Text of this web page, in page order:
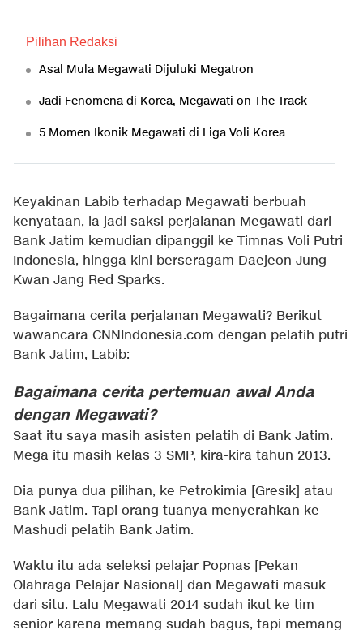
Pilihan Redaksi
Asal Mula Megawati Dijuluki Megatron
Jadi Fenomena di Korea, Megawati on The Track
5 Momen Ikonik Megawati di Liga Voli Korea
Keyakinan Labib terhadap Megawati berbuah
kenyataan, ia jadi saksi perjalanan Megawati dari
Bank Jatim kemudian dipanggil ke Timnas Voli Putri
Indonesia, hingga kini berseragam Daejeon Jung
Kwan Jang Red Sparks.
Bagaimana cerita perjalanan Megawati? Berikut
wawancara CNNIndonesia.com dengan pelatih putri
Bank Jatim, Labib:
Bagaimana cerita pertemuan awal Anda
dengan Megawati?
Saat itu saya masih asisten pelatih di Bank Jatim.
Mega itu masih kelas 3 SMP, kira-kira tahun 2013.
Dia punya dua pilihan, ke Petrokimia [Gresik] atau
Bank Jatim. Tapi orang tuanya menyerahkan ke
Mashudi pelatih Bank Jatim.
Waktu itu ada seleksi pelajar Popnas [Pekan
Olahraga Pelajar Nasional] dan Megawati masuk
dari situ. Lalu Megawati 2014 sudah ikut ke tim
senior karena memang sudah bagus, tapi memang